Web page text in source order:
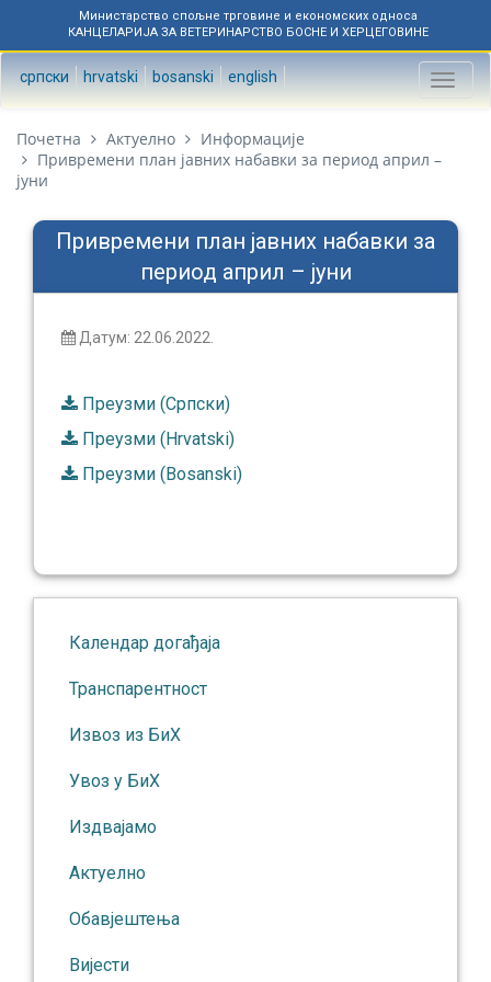
Министарство спољне трговине и економских односа
КАНЦЕЛАРИЈА ЗА ВЕТЕРИНАРСТВО БОСНЕ И ХЕРЦЕГОВИНЕ
српски hrvatski bosanski english
Toggle
Почетна Актуелно
Информације
Привремени план јавних набавки за период април –
јуни
Привремени план јавних набавки за
период април – јуни
Датум: 22.06.2022.
Преузми (Српски)
Преузми (Hrvatski)
Преузми (Bosanski)
Календар догађаја
Транспарентност
Извоз из БиХ
Увоз у БиХ
Издвајамо
Актуелно
Обавјештења
Вијести